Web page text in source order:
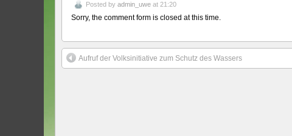
Posted by admin_uweat 21:20
Sorry, the comment form is closed at this time.
Aufruf der Volksinitiative zum Schutz des Wassers